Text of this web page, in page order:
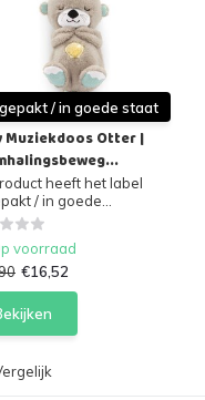
/ in goede staat
Muziekdoos Otter |
heeft het label
/ in goede...
voorraad
€16,52